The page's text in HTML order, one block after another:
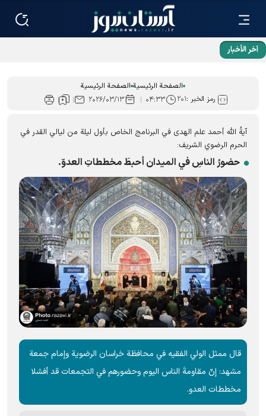
آخر الأخبار
الصفحة الرئيسية الصفحة الرئيسية
رمز الخبر :۲۰۱ ۰۴:۳۳ ۲۰۲۶/۰۳/۱۳
آيةُ الله أحمد علم الهدى في البرنامج الخاص بأول ليلة من ليالي القدر في
الحرم الرضوي الشریف:
حضورُ الناسِ في المیدان أحبطَ مخططاتِ العدوّ.
قال ممثل الولي الفقيه في محافظة خراسان الرضوية وإمام جمعة
مشهد: إنّ مقاومةَ الناس اليوم وحضورهم في التجمعات قد أفشلا
مخططات العدو.